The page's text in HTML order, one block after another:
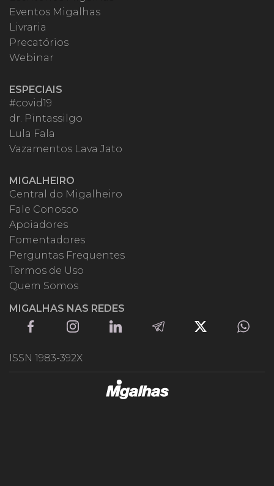
Eventos Migalhas
Livraria
Precatórios
Webinar
ESPECIAIS
#covid19
dr. Pintassilgo
Lula Fala
Vazamentos Lava Jato
MIGALHEIRO
Central do Migalheiro
Fale Conosco
Apoiadores
Fomentadores
Perguntas Frequentes
Termos de Uso
Quem Somos
MIGALHAS NAS REDES
ISSN 1983-392X